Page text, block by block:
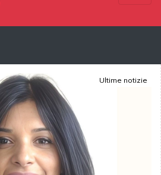
Ultime notizie